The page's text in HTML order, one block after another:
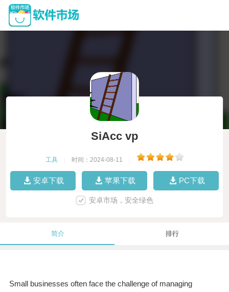
SiAcc vp
工具 时间：2024-08-11
安卓下载 苹果下载 PC下载
安卓市场，安全绿色
简介 排行
Small businesses often face the challenge of managing